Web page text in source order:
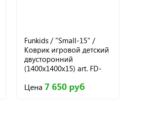
Funkids / "Small-15" /
Коврик игровой детский
двусторонний
(1400х1400х15) art. FD-
Цена 7 650 руб